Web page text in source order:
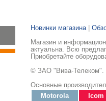
Новинки магазина
Магазин и
актуальна. Всю
Приобретайте
© ЗАО "Вива-Телеком".
Основные
Motorola
Icom